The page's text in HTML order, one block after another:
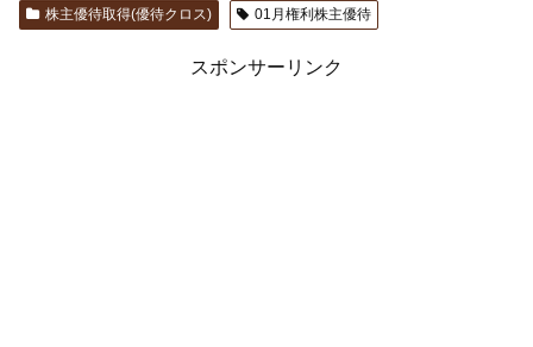
株主優待取得(優待クロス) 01月権利株主優待
スポンサーリンク